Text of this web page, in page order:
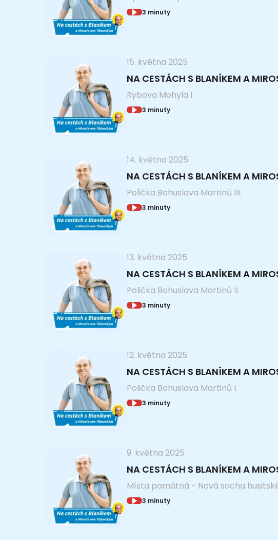
3 minuty
15. května 2025
NA CESTÁCH S BLANÍKEM A
Rybova Mohyla I.
3 minuty
14. května 2025
NA CESTÁCH S BLANÍKEM A
Polička Bohuslava Martinů III.
3 minuty
13. května 2025
NA CESTÁCH S BLANÍKEM A
Polička Bohuslava Martinů II.
3 minuty
12. května 2025
NA CESTÁCH S BLANÍKEM A
Polička Bohuslava Martinů I.
3 minuty
9. května 2025
NA CESTÁCH S BLANÍKEM A
Místa památná - Nová socha
3 minuty